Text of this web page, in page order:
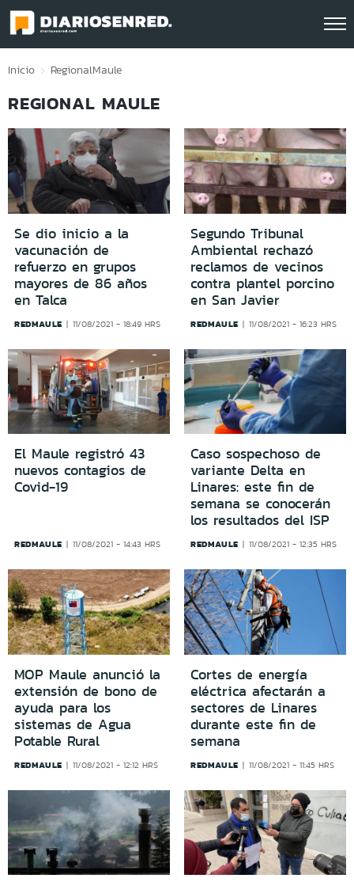
Click acá para ir directamente al contenido
Inicio RegionalMaule
REGIONAL MAULE
Se dio inicio a la
vacunación de
refuerzo en grupos
mayores de 86 años
en Talca
REDMAULE 11/08/2021 - 18:49 HRS
Segundo Tribunal
Ambiental rechazó
reclamos de vecinos
contra plantel porcino
en San Javier
REDMAULE 11/08/2021 - 16:23 HRS
El Maule registró 43
nuevos contagios de
Covid-19
REDMAULE 11/08/2021 - 14:43 HRS
Caso sospechoso de
variante Delta en
Linares: este fin de
semana se conocerán
los resultados del ISP
REDMAULE 11/08/2021 - 12:35 HRS
MOP Maule anunció la
extensión de bono de
ayuda para los
sistemas de Agua
Potable Rural
REDMAULE 11/08/2021 - 12:12 HRS
Cortes de energía
eléctrica afectarán a
sectores de Linares
durante este fin de
semana
REDMAULE 11/08/2021 - 11:45 HRS